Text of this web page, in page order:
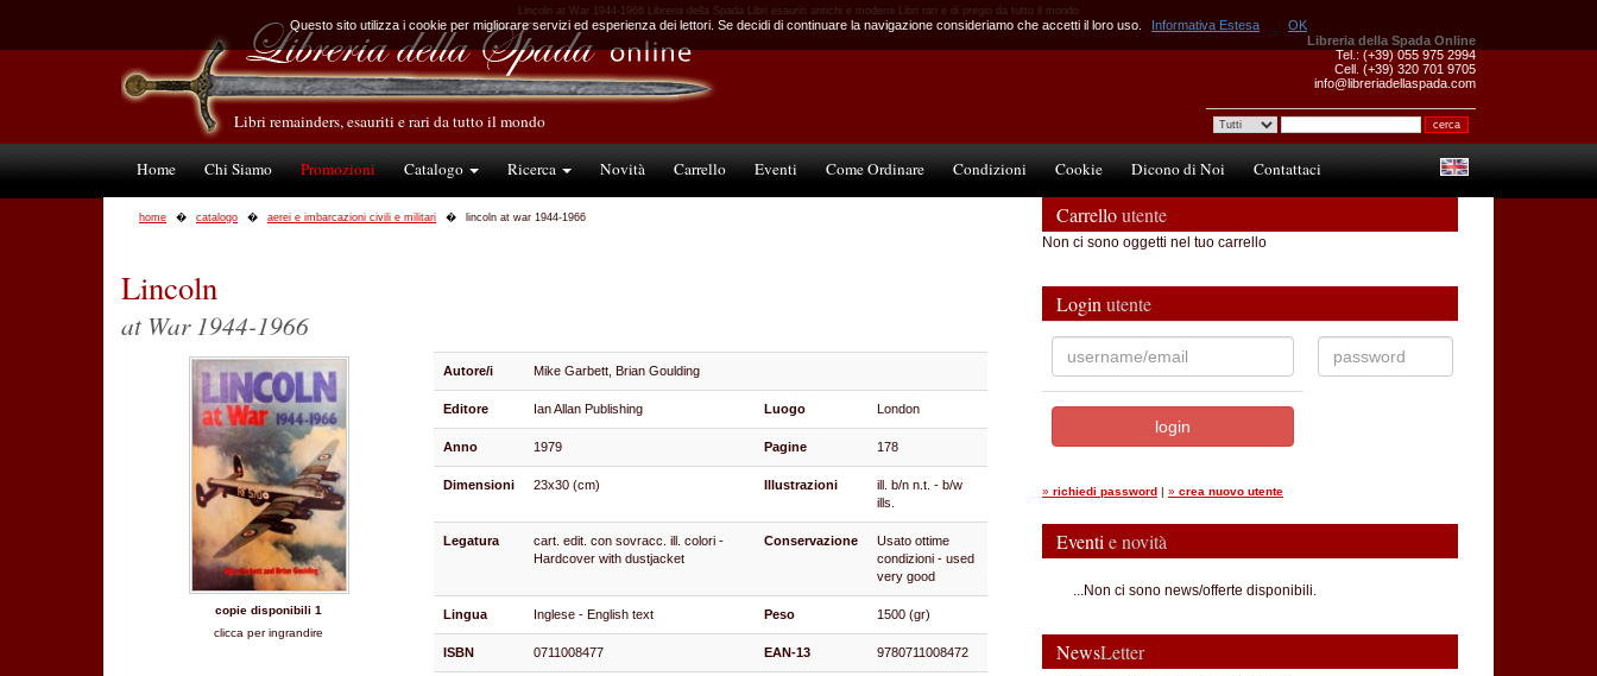
Lincoln at War 1944-1966 Libreria della Spada Libri esauriti antichi e moderni Libri rari e di pregio da tutto il mondo
Libreria della Spada Online
Tel.: (+39) 055 975 2994
Cell. (+39) 320 701 9705
info@libreriadellaspada.com
Libri remainders, esauriti e rari da tutto il mondo
Home Chi Siamo Promozioni Catalogo Ricerca Novità Carrello Eventi Come Ordinare Condizioni Cookie Dicono di Noi Contattaci
home catalogo aerei e imbarcazioni civili e militari lincoln at war 1944-1966
Lincoln
at War 1944-1966
copie disponibili 1
clicca per ingrandire
Autore/i Mike Garbett, Brian Goulding
Editore Ian Allan Publishing Luogo London
Anno 1979 Pagine 178
Dimensioni 23x30 (cm) Illustrazioni
ill. b/n n.t. - b/w
ills.
Legatura
cart. edit. con sovracc. ill. colori -
Hardcover with dustjacket
Conservazione
Usato ottime
condizioni - used
very good
Lingua Inglese - English text Peso 1500 (gr)
ISBN 0711008477 EAN-13 9780711008472
Carrelloutente
Non ci sono oggetti nel tuo carrello
Login utente
» richiedi password | » crea nuovo utente
Eventi e novità
...Non ci sono news/offerte disponibili.
NewsLetter
Questo sito utilizza i cookie per migliorare servizi ed esperienza dei lettori. Se decidi di continuare la navigazione consideriamo che accetti il loro uso. Informativa Estesa OK